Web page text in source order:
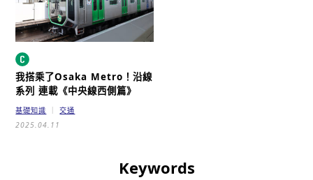
我搭乘了Osaka Metro！沿線
系列 連載 《中央線西側篇》
基礎知識
交通
2025.04.11
Keywords